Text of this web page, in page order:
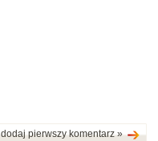
dodaj pierwszy komentarz »